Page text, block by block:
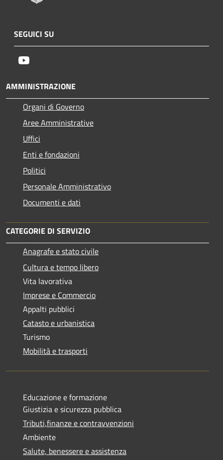
SEGUICI SU
AMMINISTRAZIONE
Organi di Governo
Aree Amministrative
Uffici
Enti e fondazioni
Politici
Personale Amministrativo
Documenti e dati
CATEGORIE DI SERVIZIO
Anagrafe e stato civile
Cultura e tempo libero
Vita lavorativa
Imprese e Commercio
Appalti pubblici
Catasto e urbanistica
Turismo
Mobilità e trasporti
Educazione e formazione
Giustizia e sicurezza pubblica
Tributi,finanze e contravvenzioni
Ambiente
Salute, benessere e assistenza